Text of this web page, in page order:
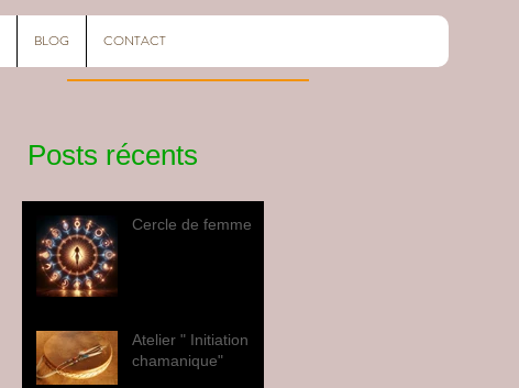
BLOG CONTACT
Posts récents
Cercle de femme
Atelier " Initiation
chamanique"